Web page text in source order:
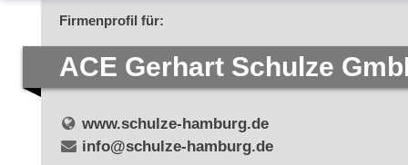
Firmenprofil für:
ACE Gerhart Schulze
www.schulze-hamburg.de
info@schulze-hamburg.de